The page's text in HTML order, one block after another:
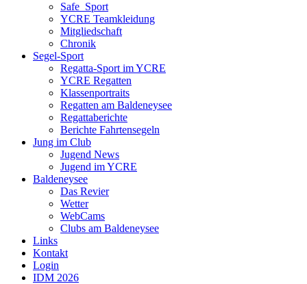
Safe_Sport
YCRE Teamkleidung
Mitgliedschaft
Chronik
Segel-Sport
Regatta-Sport im YCRE
YCRE Regatten
Klassenportraits
Regatten am Baldeneysee
Regattaberichte
Berichte Fahrtensegeln
Jung im Club
Jugend News
Jugend im YCRE
Baldeneysee
Das Revier
Wetter
WebCams
Clubs am Baldeneysee
Links
Kontakt
Login
IDM 2026